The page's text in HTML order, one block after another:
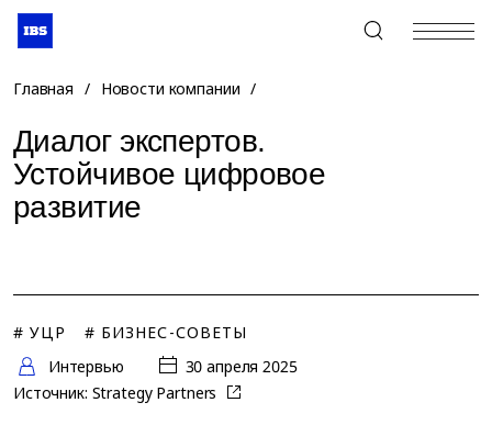
+7 (495) 967-80-80
Главная / Новости компании /
Диалог экспертов.
Устойчивое цифровое
развитие
# УЦР
# БИЗНЕС-СОВЕТЫ
Интервью
30 апреля 2025
Источник: Strategy Partners